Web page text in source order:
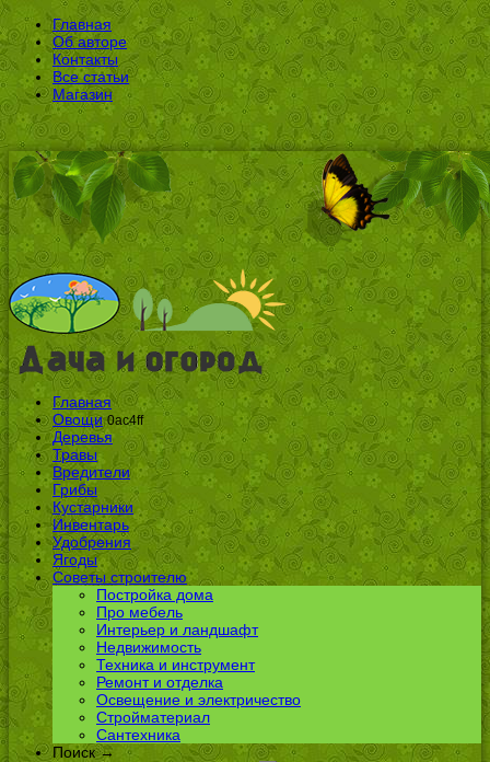
Главная
Об авторе
Контакты
Все статьи
Магазин
Главная
Овощи 0ac4ff
Деревья
Травы
Вредители
Грибы
Кустарники
Инвентарь
Удобрения
Ягоды
Советы строителю
Постройка дома
Про мебель
Интерьер и ландшафт
Недвижимость
Техника и инструмент
Ремонт и отделка
Освещение и электричество
Стройматериал
Сантехника
Поиск →